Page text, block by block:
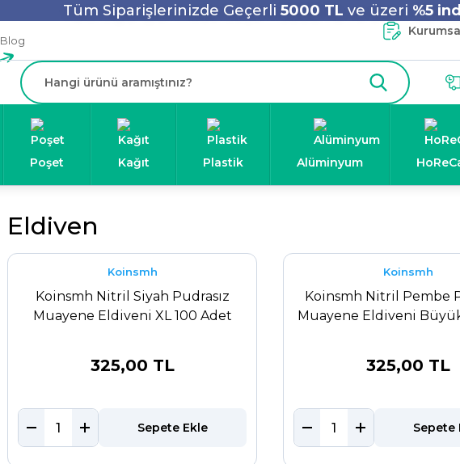
Tüm Siparişlerinizde Geçerli 5000 TL ve üzeri %5
Blog
Poşet Kağıt Plastik Alüminyum
Eldiven
Koinsmh
Koinsmh Nitril Siyah Pudrasız
Muayene Eldiveni XL 100 Adet
325,00 TL
Sepete Ekle
Koinsmh
Koinsmh Nitril Pembe
Muayene Eldiveni
325,00 TL
Sepete